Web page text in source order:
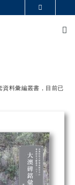
資料彙編叢書，目前已